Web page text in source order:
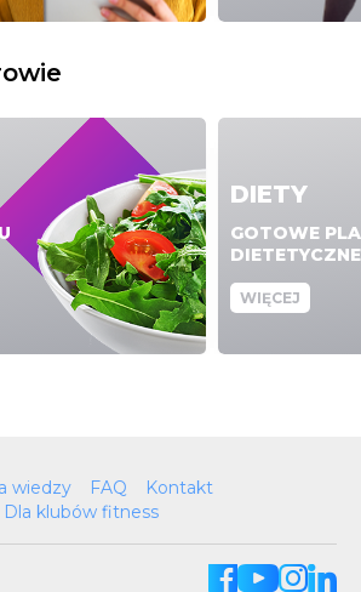
DIETY
GOTOWE
DIETETYCZNE
WIĘCEJ
wiedzy FAQ
Kontakt
Dla klubów fitness